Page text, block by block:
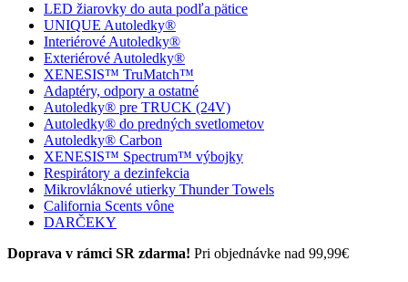
LED žiarovky do auta podľa pätice
UNIQUE Autoledky®
Interiérové Autoledky®
Exteriérové Autoledky®
XENESIS™ TruMatch™
Adaptéry, odpory a ostatné
Autoledky® pre TRUCK (24V)
Autoledky® do predných svetlometov
Autoledky® Carbon
XENESIS™ Spectrum™ výbojky
Respirátory a dezinfekcia
Mikrovláknové utierky Thunder Towels
California Scents vône
DARČEKY
Doprava v rámci SR zdarma! Pri objednávke nad 99,99€